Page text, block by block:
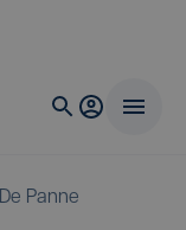
De Panne